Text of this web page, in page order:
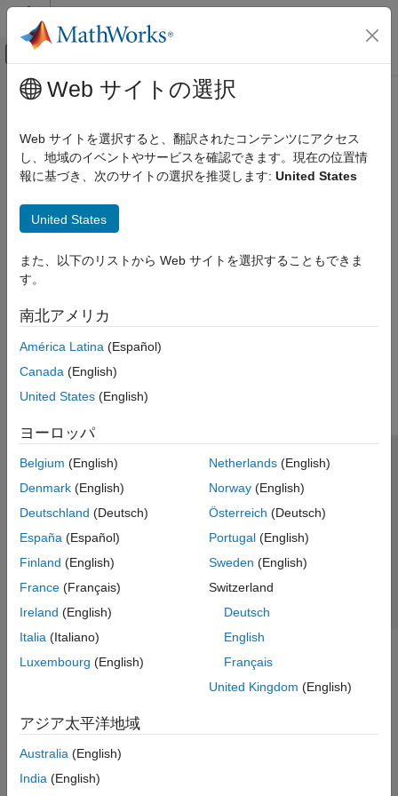
コンテンツへスキップ
オフキャンバス ナビゲーション メ
ドキュメンテーションのホーム
FPGA、ASIC、および SoC 開発
メインコンテンツ
Web サイトの選択
Web サイトを選択すると、翻訳されたコンテンツにアクセス
し、地域のイベントやサービスを確認できます。現在の位置情
報に基づき、次のサイトの選択を推奨します: United States
United States
また、以下のリストから Web サイトを選択することもできま
す。
南北アメリカ
América Latina (Español)
Canada (English)
United States (English)
ヨーロッパ
Belgium (English)
Denmark (English)
Deutschland (Deutsch)
España (Español)
Finland (English)
France (Français)
Ireland (English)
Italia (Italiano)
Luxembourg (English)
Netherlands(English)
Norway(English)
Österreich (Deutsch)
Portugal(English)
Sweden (English)
Switzerland
Deutsch
English
Français
United Kingdom (English)
アジア太平洋地域
Australia (English)
India (English)
トラストセンター
プライバシー ポリシー
違法コピー防止
アプリケーション ステータス
© 1994-2026 The MathWorks, Inc.